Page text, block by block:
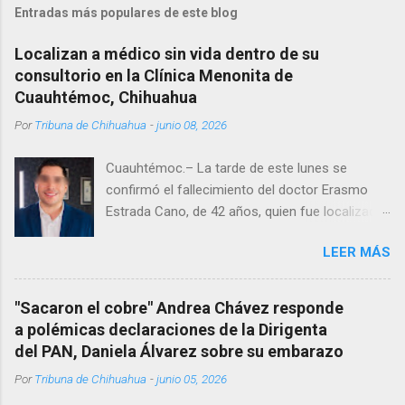
Entradas más populares de este blog
Localizan a médico sin vida dentro de su
consultorio en la Clínica Menonita de
Cuauhtémoc, Chihuahua
PorTribuna de Chihuahua -junio 08, 2026
Cuauhtémoc.– La tarde de este lunes se
confirmó el fallecimiento del doctor Erasmo
Estrada Cano, de 42 años, quien fue localizado
Menonita, ubicada en el kilómetro 10 del
Corredor Comercial. Según reportes el médico
se habría quitado la vida mientras permanecía
encerrado en el consultorio, por lo que
autoridades tuvieron que derribar la puerta,
Estrada, quien se desempeñó como presidente
LEER MÁS
"Sacaron el cobre" Andrea Chávez responde
a polémicas declaraciones de la Dirigenta
del PAN, Daniela Álvarez sobre su embarazo
PorTribuna de Chihuahua -junio 05, 2026